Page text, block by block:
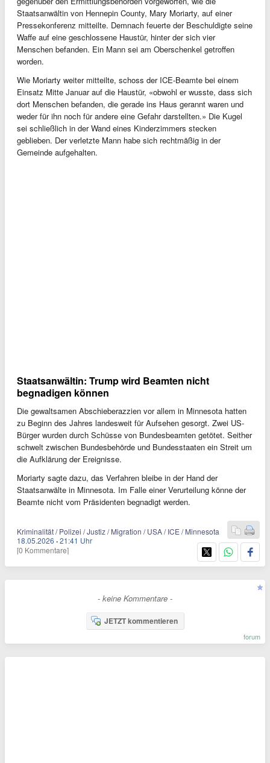
Staatsanwältin von Hennepin County, Mary Moriarty, auf einer
Pressekonferenz mitteilte. Demnach feuerte der Beschuldigte seine
Waffe auf eine geschlossene Haustür, hinter der sich vier
Menschen befanden. Ein Mann sei am Oberschenkel getroffen
worden.
Wie Moriarty weiter mitteilte, schoss der ICE-Beamte bei einem
Einsatz Mitte Januar auf die Haustür, «obwohl er wusste, dass sich
dort Menschen befanden, die gerade ins Haus gerannt waren und
weder für ihn noch für andere eine Gefahr darstellten.» Die Kugel
sei schließlich in der Wand eines Kinderzimmers stecken
geblieben. Der verletzte Mann habe sich rechtmäßig in der
Gemeinde aufgehalten.
Staatsanwältin: Trump wird Beamten nicht
begnadigen können
Die gewaltsamen Abschieberazzien vor allem in Minnesota hatten
zu Beginn des Jahres landesweit für Aufsehen gesorgt. Zwei US-
Bürger wurden durch Schüsse von Bundesbeamten getötet. Seither
schwelt zwischen Bundesbehörde und Bundesstaaten ein Streit um
die Aufklärung der Ereignisse.
Moriarty sagte dazu, das Verfahren bleibe in der Hand der
Staatsanwälte in Minnesota. Im Falle einer Verurteilung könne der
Beamte nicht vom Präsidenten begnadigt werden.
Kriminalität / Polizei / Justiz / Migration / USA / ICE / Minnesota
18.05.2026 ·21:41 Uhr
[0 Kommentare]
- keine Kommentare -
JETZT kommentieren
forum